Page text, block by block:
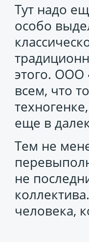
Тут надо
особо
этого. ООО
всем, что
еще в
Тем не
не
человека,